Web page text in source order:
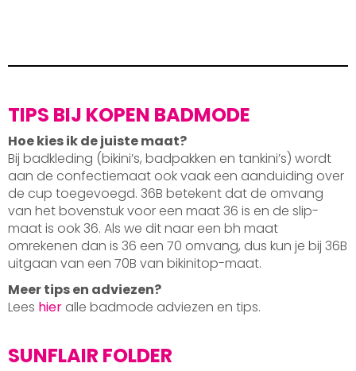
TIPS BIJ KOPEN BADMODE
Hoe kies ik de juiste maat?
Bij badkleding (bikini’s, badpakken en tankini’s) wordt
aan de confectiemaat ook vaak een aanduiding over
de cup toegevoegd. 36B betekent dat de omvang
van het bovenstuk voor een maat 36 is en de slip-
maat is ook 36. Als we dit naar een bh maat
omrekenen dan is 36 een 70 omvang, dus kun je bij 36B
uitgaan van een 70B van bikinitop-maat.
Meer tips en adviezen?
Lees hier alle badmode adviezen en tips.
SUNFLAIR FOLDER